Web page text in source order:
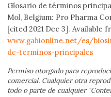
Glosario de términos
Mol, Belgium: Pro Pharma
[cited 2021 Dec 3]. Available
www.gabionline.net/es/
de-terminos-principales
Permiso otorgado para
comercial. Cualquier otra
todo o parte de cualquier